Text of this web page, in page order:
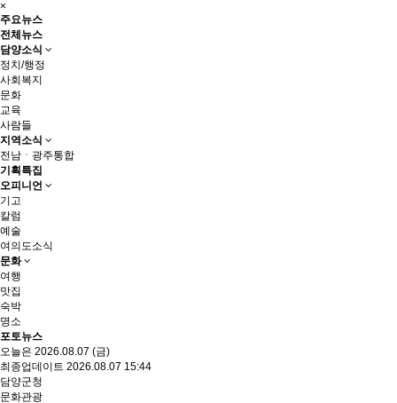
×
주요뉴스
전체뉴스
담양소식
정치/행정
사회복지
문화
교육
사람들
지역소식
전남ㆍ광주통합
기획특집
오피니언
기고
칼럼
예술
여의도소식
문화
여행
맛집
숙박
명소
포토뉴스
오늘은 2026.08.07 (금)
최종업데이트 2026.08.07 15:44
담양군청
문화관광